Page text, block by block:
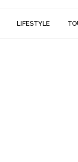
LIFESTYLE